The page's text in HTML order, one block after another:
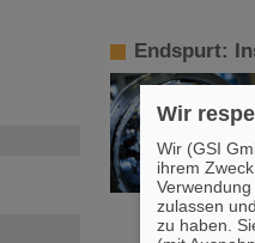
Endspurt:
Wir
Wir (GSI
ihrem
zulassen
zu haben.